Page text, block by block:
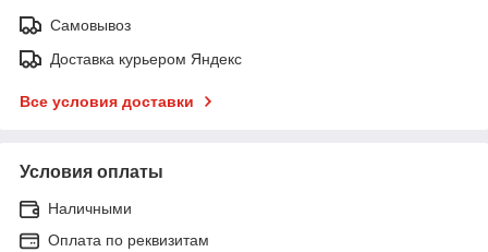
Самовывоз
Доставка курьером Яндекс
Все условия доставки
Условия оплаты
Наличными
Оплата по реквизитам